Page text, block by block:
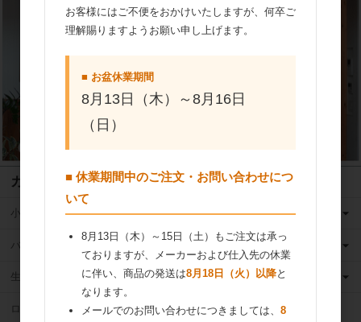
カテゴリ
小麦粉
バター
生クリーム
ロングライフ牛乳
お客様にはご不便をおかけいたしますが、何卒ご
理解賜りますようお願い申し上げます。
■ お盆休業期間
8月13日（木）～8月16日
（日）
■ 休業期間中のご注文・お問い合わせにつ
いて
8月13日（木）～15日（土）もご注文は承っ
ておりますが、メーカーおよび仕入先の休業
に伴い、商品の発送は8月18日（火）以降と
なります。
メールでのお問い合わせにつきましては、 8